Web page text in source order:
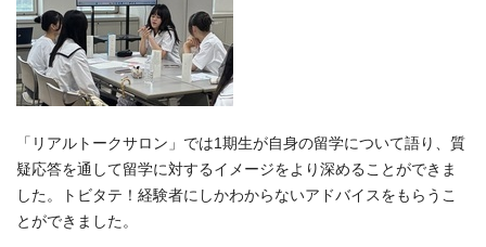
「リアルトークサロン」では1期生が自身の留学について語り、質
疑応答を通して留学に対するイメージをより深めることができま
した。トビタテ！経験者にしかわからないアドバイスをもらうこ
とができました。